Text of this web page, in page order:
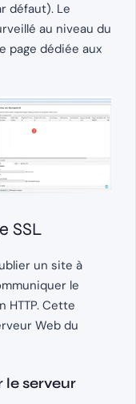
défaut). Le
au niveau du
page dédiée aux
SSL
un site à
le
HTTP. Cette
Web du
le serveur